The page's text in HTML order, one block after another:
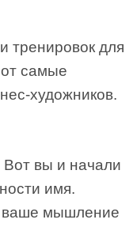
тренировок для
самые
художников.
Вот вы и начали
имя.
ваше мышление